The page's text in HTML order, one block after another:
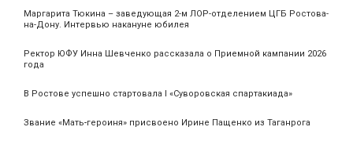
Маргарита Тюкина – заведующая 2-м ЛОР-отделением ЦГБ Ростова-
на-Дону. Интервью накануне юбилея
Ректор ЮФУ Инна Шевченко рассказала о Приемной кампании 2026
года
В Ростове успешно стартовала I «Суворовская спартакиада»
Звание «Мать‑героиня» присвоено Ирине Пащенко из Таганрога